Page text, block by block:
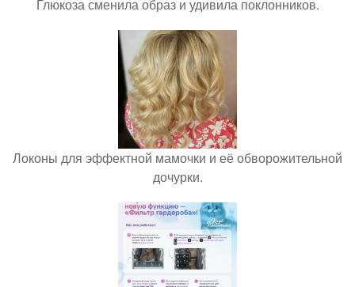
Глюкоза сменила образ и удивила поклонников.
Локоны для эффектной мамочки и её обворожительной
дочурки.